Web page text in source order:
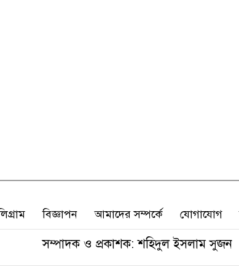
বিজ্ঞাপন আমাদের সম্পর্কে যোগাযোগ
সম্পাদক ও প্রকাশক: শহিদুল ইসলাম সুজন